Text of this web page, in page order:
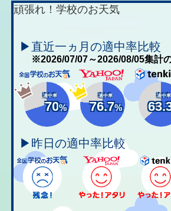
頑張れ！学校のお天気
▶直近一ヵ月の適中率比較
※2026/07/07～2026/08/05集計
適中率
70%
適中率
76.7%
適中率
▶昨日の適中率比較